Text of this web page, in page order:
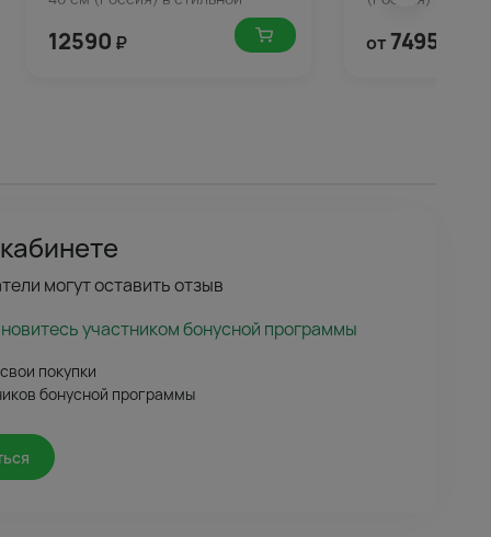
12590 ₽ от 7495
могут оставить отзыв
участником бонусной программы
покупки
бонусной программы